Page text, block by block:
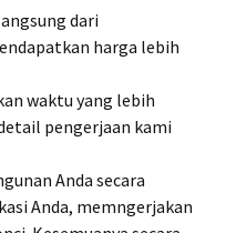
dari
harga lebih
waktu yang lebih
pengerjaan kami
Anda secara
Anda, memngerjakan